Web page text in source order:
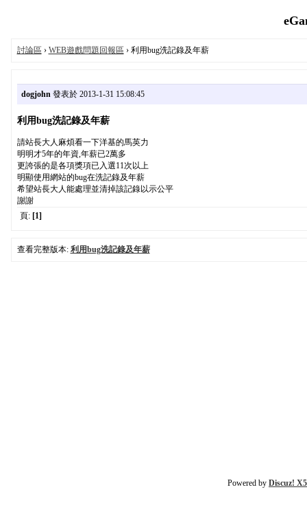
討論區 › WEB遊戲問題回報區 › 利用bug洗記錄及年薪
dogjohn發表於 2013-1-31 15:08:45
利用bug洗記錄及年薪
請站長大人麻煩看一下洋基的馬英力
明明才5年的年資,年薪已2萬多
更誇張的是各項獎項已入選11次以上
明顯使用網站的bug在洗記錄及年薪
希望站長大人能處理並清掉該記錄以示公平
謝謝
頁: [1]
查看完整版本: 利用bug洗記錄及年薪
Powered by Discuz!